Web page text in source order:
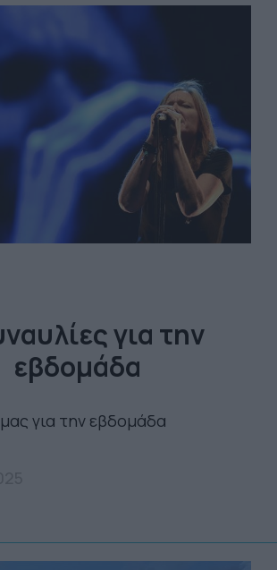
για την
εβδομάδα
για την εβδομάδα